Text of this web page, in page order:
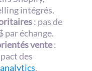
intégrés.
: pas de
par échange.
vente :
des
.